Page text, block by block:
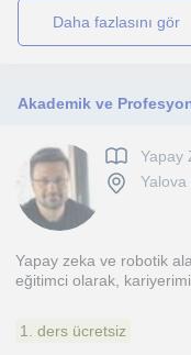
daha fazlasını gör
Yapay
Yapay zeka ve robotik
eğitimci olarak,
1. ders ücretsiz